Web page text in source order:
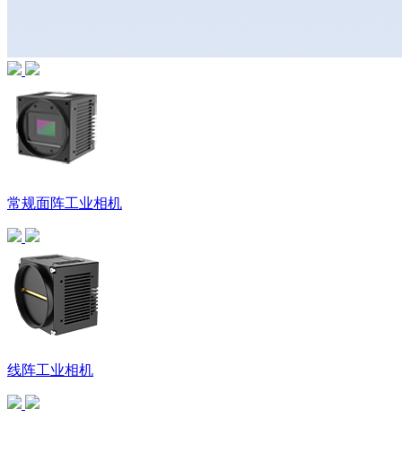
常规面阵工业相机
线阵工业相机